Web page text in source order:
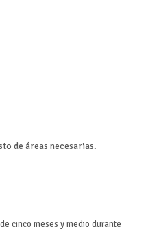
de áreas necesarias.
cinco meses y medio durante